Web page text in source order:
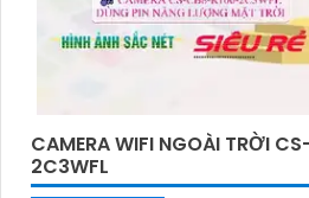
CAMERA WIFI NGOÀI TRỜI
2C3WFL